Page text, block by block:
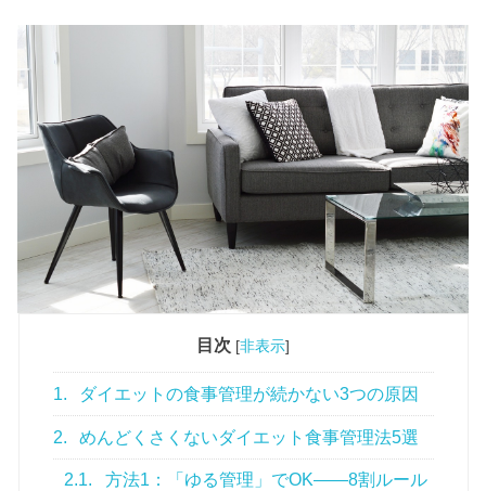
目次 [非表示]
1. ダイエットの食事管理が続かない3つの原因
2. めんどくさくないダイエット食事管理法5選
2.1. 方法1：「ゆる管理」でOK——8割ルール